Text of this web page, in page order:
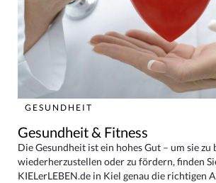
GESUNDHEIT
Gesundheit & Fitness
Die Gesundheit ist ein hohes Gut – um sie zu
wiederherzustellen oder zu fördern, finden
KIELerLEBEN.de in Kiel genau die richtigen